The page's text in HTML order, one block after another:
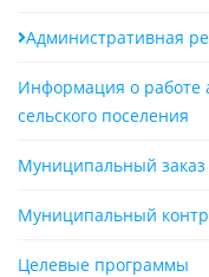
Административная
Информация о работе
сельского поселения
Муниципальный заказ
Муниципальный
Целевые программы